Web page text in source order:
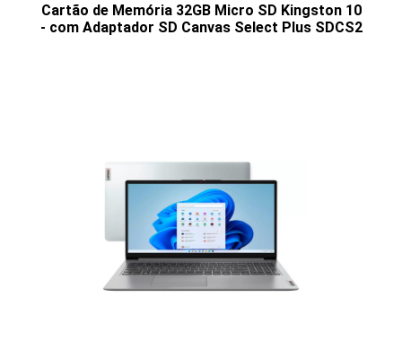
Cartão de Memória 32GB Micro SD Kingston 10
- com Adaptador SD Canvas Select Plus SDCS2